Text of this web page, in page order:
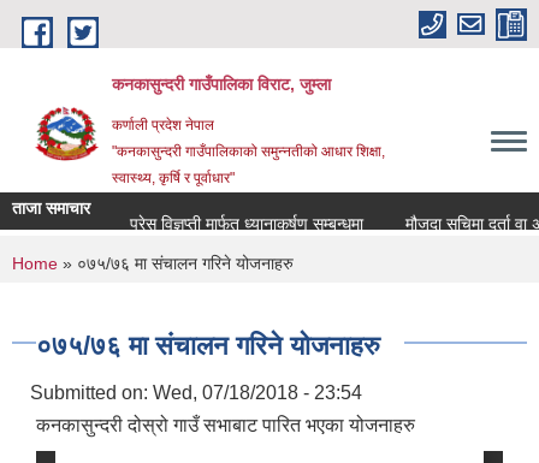
Skip to main content
कनकासुन्दरी गाउँपालिका विराट, जुम्ला
कर्णाली प्रदेश नेपाल
"कनकासुन्दरी गाउँपालिकाको समुन्नतीको आधार शिक्षा,
स्वास्थ्य, कृर्षि र पूर्वाधार"
ताजा समाचार
प्रेस विज्ञप्ती मार्फत ध्यानाकर्षण सम्बन्धमा
मौजुदा सुचिमा दर्ता वा
You are here
Home » ०७५/७६ मा संचालन गरिने योजनाहरु
०७५/७६ मा संचालन गरिने योजनाहरु
Submitted on: Wed, 07/18/2018 - 23:54
कनकासुन्दरी दोस्रो गाउँ सभाबाट पारित भएका योजनाहरु